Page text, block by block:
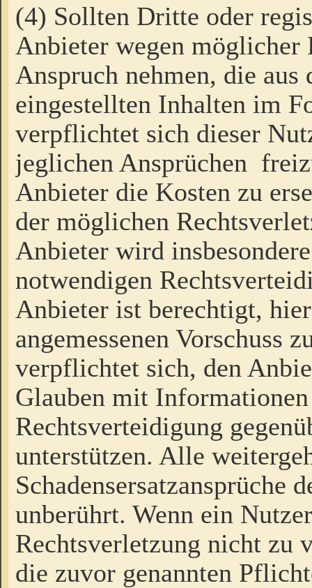
(4) Sollten Dritte oder
Anbieter wegen möglicher
Anspruch nehmen, die
eingestellten Inhalten im
verpflichtet sich dieser
jeglichen Ansprüchen
Anbieter die Kosten zu
der möglichen
Anbieter wird
notwendigen
Anbieter ist berechtigt,
angemessenen Vorschuss
verpflichtet sich, den
Glauben mit
Rechtsverteidigung
unterstützen. Alle
Schadensersatzansprüche
unberührt. Wenn ein
Rechtsverletzung nicht zu
die zuvor genannten